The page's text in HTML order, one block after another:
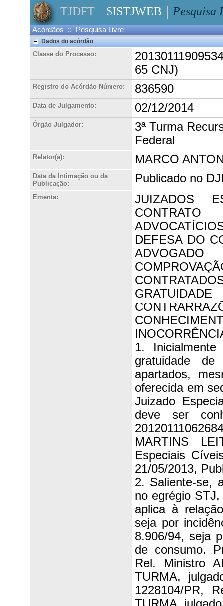
TJDFT SISTJWEB Pesquisa
Acórdãos :: Pesquisa Livre
Dados do acórdão
Classe do Processo:
65 CNJ)
Registro do Acórdão Número: 836590
Data de Julgamento: 02/12/2014
Órgão Julgador:
3ª Turma
Federal
Relator(a): MARCO
Data da Intimação ou da
Publicação:
Publicado no
Ementa:
JUIZADOS
DEFESA DO
1.
gratuidade
apartados,
oferecida em
Juizado
deve ser
MARTINS
Especiais
21/05/2013,
2. Saliente-se,
no egrégio
aplica à
seja por
8.906/94, seja
de consumo.
Rel. Ministro
TURMA,
1228104/PR,